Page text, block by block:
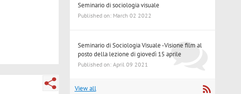
Seminario di sociologia visuale
Published on: March 02 2022
Seminario di Sociologia Visuale -Visione film al
posto della lezione di giovedì 15 aprile
Published on: April 09 2021
View all